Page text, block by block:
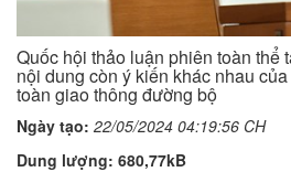
Quốc hội thảo luận phiên toàn thể
nội dung còn ý kiến khác nhau
toàn giao thông đường bộ
Ngày tạo: 22/05/2024 04:19:56 CH
Dung lượng: 680,77kB